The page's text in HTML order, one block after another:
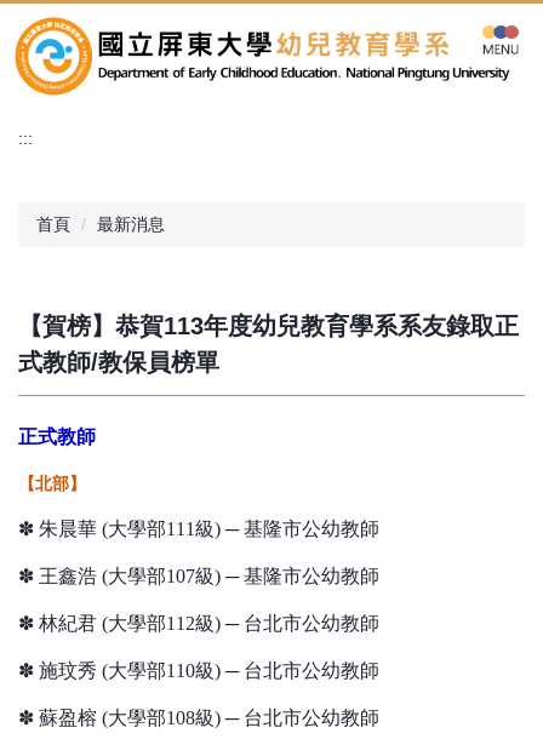
到
主
容
:::
首頁 最新消息
【賀榜】恭賀113年度幼兒教育學系系友錄取正
式教師/教保員榜單
正式教師
【北部】
✽ 朱晨華 (大學部111級) ─ 基隆市公幼教師
✽ 王鑫浩 (大學部107級) ─ 基隆市公幼教師
✽ 林紀君 (大學部112級) ─ 台北市公幼教師
✽ 施玟秀 (大學部110級) ─ 台北市公幼教師
✽ 蘇盈榕 (大學部108級) ─ 台北市公幼教師